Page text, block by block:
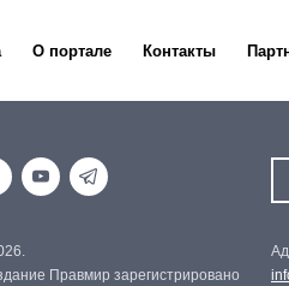
О портале Контакты
Правмир зарегистрировано